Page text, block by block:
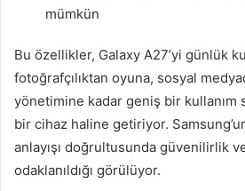
mümkün
Bu özellikler, Galaxy A27’yi günlük
fotoğrafçılıktan oyuna, sosyal
yönetimine kadar geniş bir kullanım
bir cihaz haline getiriyor.
anlayışı doğrultusunda güvenilirlik
odaklanıldığı görülüyor.